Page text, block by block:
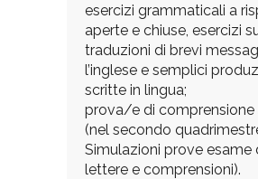
esercizi grammaticali a
aperte e chiuse, esercizi
traduzioni di brevi
l’inglese e semplici
scritte in lingua;
prova/e di comprensione
(nel secondo
Simulazioni prove esame
lettere e comprensioni).